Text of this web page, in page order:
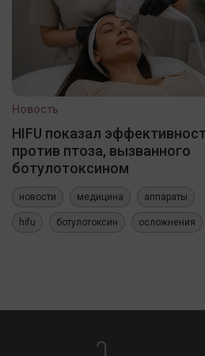
Новость
HIFU показал
против птоза, вызванного
ботулотоксином
новости медицина аппараты
hifu ботулотоксин осложнения